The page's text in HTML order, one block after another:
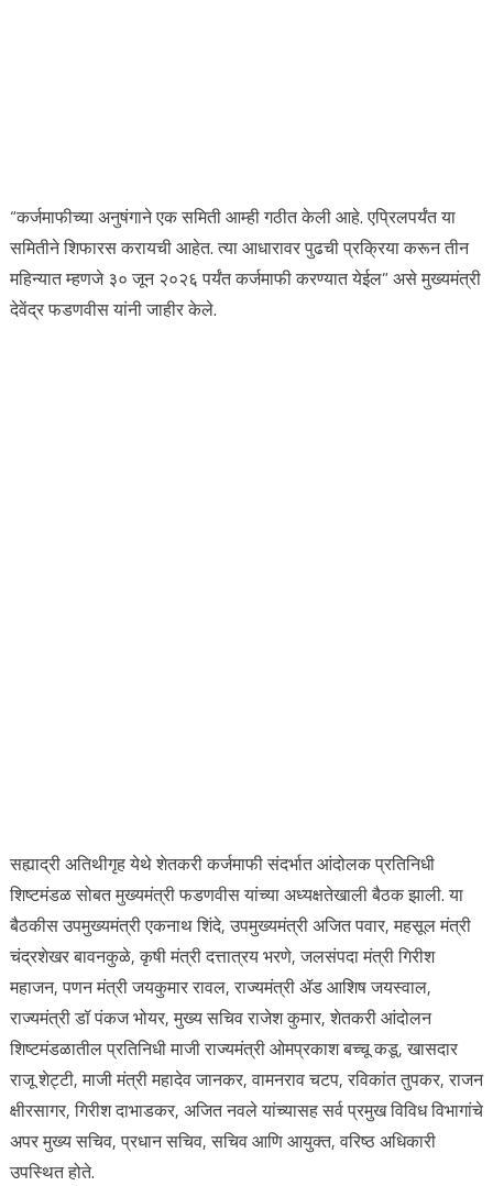
“कर्जमाफीच्या अनुषंगाने एक समिती आम्ही गठीत केली आहे. एप्रिलपर्यंत या
समितीने शिफारस करायची आहेत. त्या आधारावर पुढची प्रक्रिया करून तीन
महिन्यात म्हणजे ३० जून २०२६ पर्यंत कर्जमाफी करण्यात येईल” असे मुख्यमंत्री
देवेंद्र फडणवीस यांनी जाहीर केले.
सह्याद्री अतिथीगृह येथे शेतकरी कर्जमाफी संदर्भात आंदोलक प्रतिनिधी
शिष्टमंडळ सोबत मुख्यमंत्री फडणवीस यांच्या अध्यक्षतेखाली बैठक झाली. या
बैठकीस उपमुख्यमंत्री एकनाथ शिंदे, उपमुख्यमंत्री अजित पवार, महसूल मंत्री
चंद्रशेखर बावनकुळे, कृषी मंत्री दत्तात्रय भरणे, जलसंपदा मंत्री गिरीश
महाजन, पणन मंत्री जयकुमार रावल, राज्यमंत्री ॲड आशिष जयस्वाल,
राज्यमंत्री डॉ पंकज भोयर, मुख्य सचिव राजेश कुमार, शेतकरी आंदोलन
शिष्टमंडळातील प्रतिनिधी माजी राज्यमंत्री ओमप्रकाश बच्चू कडू, खासदार
राजू शेट्टी, माजी मंत्री महादेव जानकर, वामनराव चटप, रविकांत तुपकर, राजन
क्षीरसागर, गिरीश दाभाडकर, अजित नवले यांच्यासह सर्व प्रमुख विविध विभागांचे
अपर मुख्य सचिव, प्रधान सचिव, सचिव आणि आयुक्त, वरिष्ठ अधिकारी
उपस्थित होते.